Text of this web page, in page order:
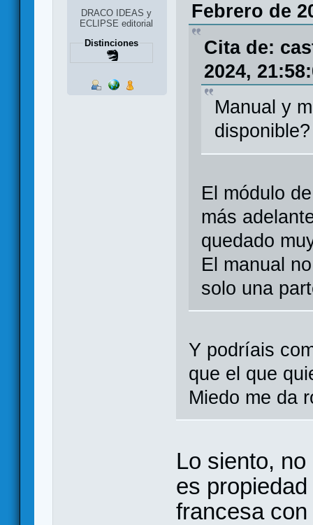
DRACO IDEAS y
ECLIPSE editorial
Distinciones
Febrero de
Cita de:
2024,
Manual y
disponible?
El módulo
más
quedado
El manual
solo una
Y podríais
que el que
Miedo me da
Lo siento,
es
francesa